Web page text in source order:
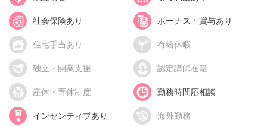
社会保険あり ボーナス・賞与あり
住宅手当あり 有給休暇
独立・開業支援 認定講師在籍
産休・育休制度 勤務時間応相談
インセンティブあり 海外勤務